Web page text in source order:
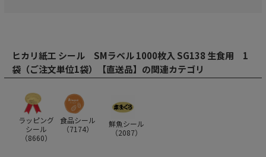
ヒカリ紙工 シール SMラベル 1000枚入 SG138 生食用 1
袋（ご注文単位1袋）【直送品】の関連カテゴリ
ラッピング
シール
（8660）
食品シール
（7174）
鮮魚シール
（2087）